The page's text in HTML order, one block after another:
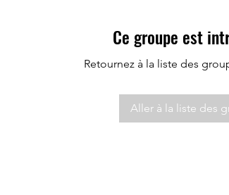
Ce groupe est
Retournez à la liste des
Aller à la liste des